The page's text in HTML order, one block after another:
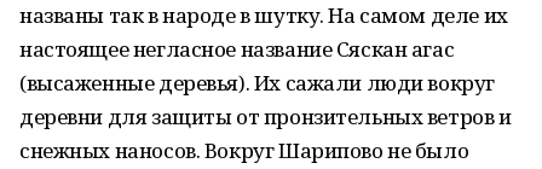
названы так в народе в шутку. На самом деле их
настоящее негласное название Сяскан агас
(высаженные деревья). Их сажали люди вокруг
деревни для защиты от пронзительных ветров и
снежных наносов. Вокруг Шарипово не было